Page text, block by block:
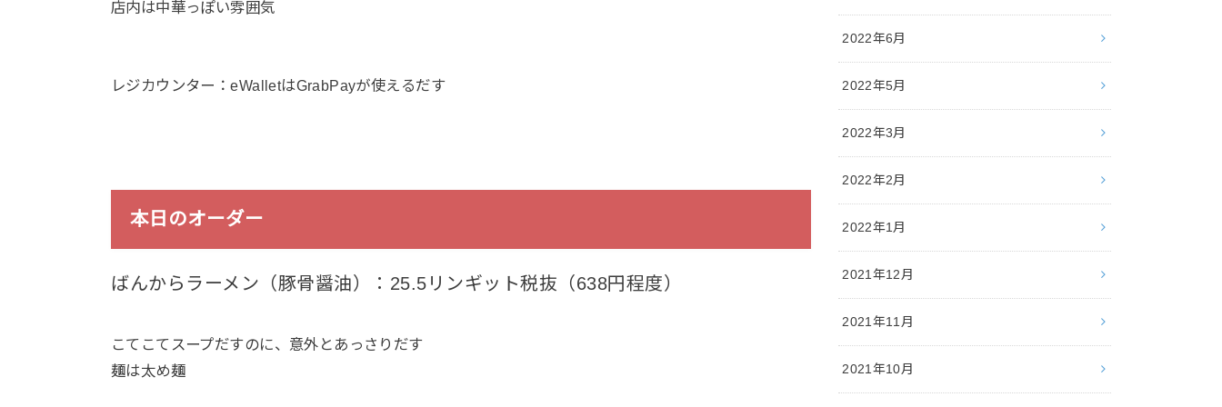
店内は中華っぽい雰囲気
レジカウンター：eWalletはGrabPayが使えるだす
本日のオーダー
ばんからラーメン（豚骨醤油）：25.5リンギット税抜（638円程度）
こてこてスープだすのに、意外とあっさりだす
麺は太め麺
2022年6月
2022年5月
2022年3月
2022年2月
2022年1月
2021年12月
2021年11月
2021年10月